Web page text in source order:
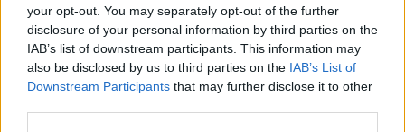
your opt-out. You may separately opt-out of the further
disclosure of your personal information by third parties on the
IAB’s list of downstream participants. This information may
also be disclosed by us to third parties on the IAB’s List of
Downstream Participants that may further disclose it to other
Ajax-talent Mohamed Abdalla schrijft Europese
geschiedenis
de basis bij FC Barcelona